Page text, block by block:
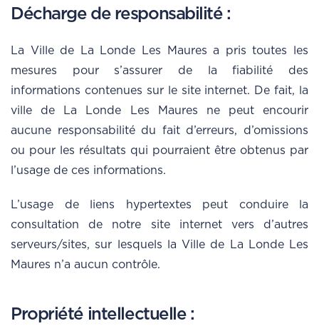
Décharge de responsabilité :
La Ville de La Londe Les Maures a pris toutes les
mesures pour s’assurer de la fiabilité des
informations contenues sur le site internet. De fait, la
ville de La Londe Les Maures ne peut encourir
aucune responsabilité du fait d’erreurs, d’omissions
ou pour les résultats qui pourraient être obtenus par
l’usage de ces informations.
L’usage de liens hypertextes peut conduire la
consultation de notre site internet vers d’autres
serveurs/sites, sur lesquels la Ville de La Londe Les
Maures n’a aucun contrôle.
Propriété intellectuelle :